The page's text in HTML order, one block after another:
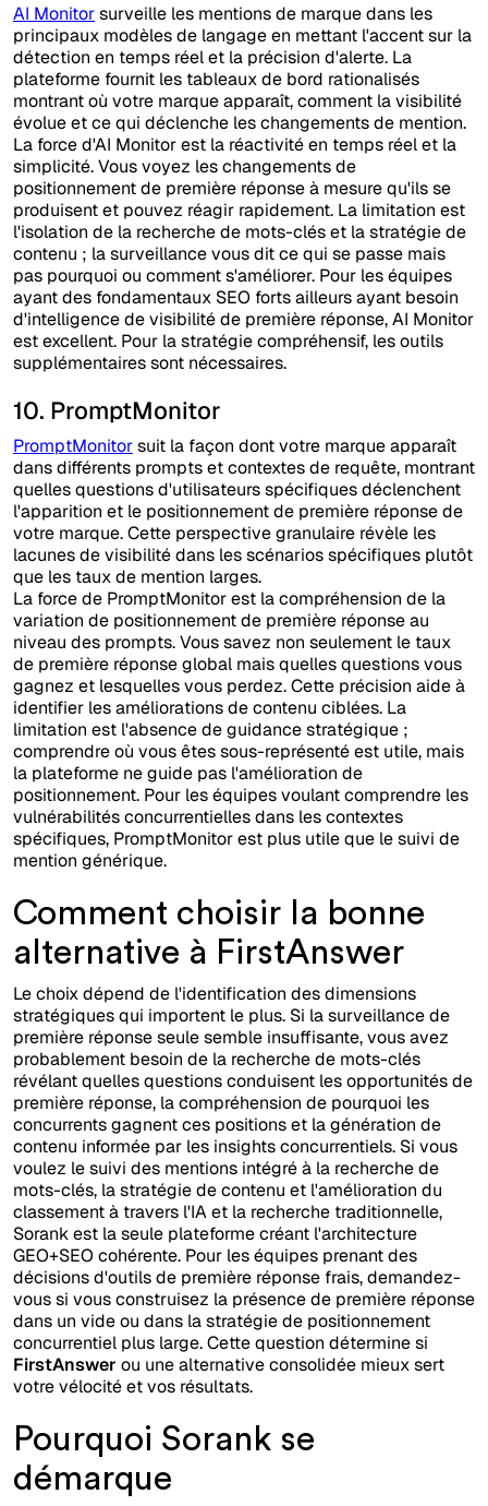
AI Monitorsurveille les mentions de marque dans les
principaux modèles de langage en mettant l'accent sur la
détection en temps réel et la précision d'alerte. La
plateforme fournit les tableaux de bord rationalisés
montrant où votre marque apparaît, comment la visibilité
évolue et ce qui déclenche les changements de mention.
La force d'AI Monitor est la réactivité en temps réel et la
simplicité. Vous voyez les changements de
positionnement de première réponse à mesure qu'ils se
produisent et pouvez réagir rapidement. La limitation est
l'isolation de la recherche de mots-clés et la stratégie de
contenu ; la surveillance vous dit ce qui se passe mais
pas pourquoi ou comment s'améliorer. Pour les équipes
ayant des fondamentaux SEO forts ailleurs ayant besoin
d'intelligence de visibilité de première réponse, AI Monitor
est excellent. Pour la stratégie compréhensif, les outils
supplémentaires sont nécessaires.
10. PromptMonitor
PromptMonitorsuit la façon dont votre marque apparaît
dans différents prompts et contextes de requête, montrant
quelles questions d'utilisateurs spécifiques déclenchent
l'apparition et le positionnement de première réponse de
votre marque. Cette perspective granulaire révèle les
lacunes de visibilité dans les scénarios spécifiques plutôt
que les taux de mention larges.
La force de PromptMonitor est la compréhension de la
variation de positionnement de première réponse au
niveau des prompts. Vous savez non seulement le taux
de première réponse global mais quelles questions vous
gagnez et lesquelles vous perdez. Cette précision aide à
identifier les améliorations de contenu ciblées. La
limitation est l'absence de guidance stratégique ;
comprendre où vous êtes sous-représenté est utile, mais
la plateforme ne guide pas l'amélioration de
positionnement. Pour les équipes voulant comprendre les
vulnérabilités concurrentielles dans les contextes
spécifiques, PromptMonitor est plus utile que le suivi de
mention générique.
Comment choisir la bonne
alternative à FirstAnswer
Le choix dépend de l'identification des dimensions
stratégiques qui importent le plus. Si la surveillance de
première réponse seule semble insuffisante, vous avez
probablement besoin de la recherche de mots-clés
révélant quelles questions conduisent les opportunités de
première réponse, la compréhension de pourquoi les
concurrents gagnent ces positions et la génération de
contenu informée par les insights concurrentiels. Si vous
voulez le suivi des mentions intégré à la recherche de
mots-clés, la stratégie de contenu et l'amélioration du
classement à travers l'IA et la recherche traditionnelle,
Sorank est la seule plateforme créant l'architecture
GEO+SEO cohérente. Pour les équipes prenant des
décisions d'outils de première réponse frais, demandez-
vous si vous construisez la présence de première réponse
dans un vide ou dans la stratégie de positionnement
concurrentiel plus large. Cette question détermine si
FirstAnswer ou une alternative consolidée mieux sert
votre vélocité et vos résultats.
Pourquoi Sorank se
démarque